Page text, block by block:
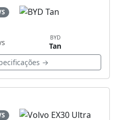
BYD
Tan
→